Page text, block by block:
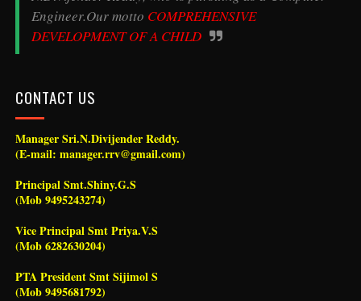
Engineer.Our motto COMPREHENSIVE
DEVELOPMENT OF A CHILD
CONTACT US
Manager Sri.N.Divijender Reddy.
(E-mail: manager.rrv@gmail.com)
Principal Smt.Shiny.G.S
(Mob 9495243274)
Vice Principal Smt Priya.V.S
(Mob 6282630204)
PTA President Smt Sijimol S
(Mob 9495681792)